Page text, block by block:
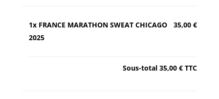
1x FRANCE MARATHON SWEAT CHICAGO
2025
35,00 €
Sous-total35,00 € TTC